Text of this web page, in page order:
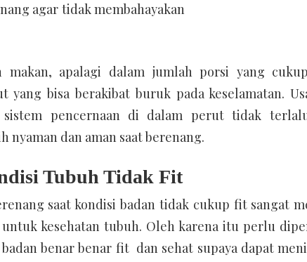
agar tidak membahayakan
makan, apalagi dalam jumlah porsi yang
yang bisa berakibat buruk pada keselamatan.
sistem pencernaan di dalam perut tidak
nyaman dan aman saat berenang.
Tubuh Tidak Fit
saat kondisi badan tidak cukup fit sangat
kesehatan tubuh. Oleh karena itu perlu
benar benar fit dan sehat supaya dapat